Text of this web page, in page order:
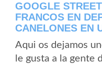
GOOGLE
FRANCOS EN
CANELONES EN
Aqui os dejamos
le gusta a la gente